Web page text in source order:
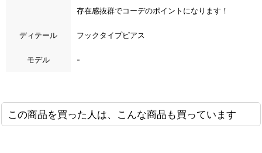
存在感抜群でコーデのポイントになります！
ディテール フックタイプピアス
モデル -
この商品を買った人は、こんな商品も買っています